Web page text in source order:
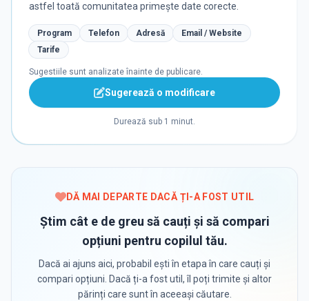
astfel toată comunitatea primește date corecte.
Program Telefon Adresă
Email / Website
Tarife
Sugestiile sunt analizate înainte de publicare.
Sugerează o modificare
Durează sub 1 minut.
DĂ MAI DEPARTE DACĂ ȚI-A FOST UTIL
Știm cât e de greu să cauți și să compari
opțiuni pentru copilul tău.
Dacă ai ajuns aici, probabil ești în etapa în care cauți și
compari opțiuni. Dacă ți-a fost util, îl poți trimite și altor
părinți care sunt în aceeași căutare.